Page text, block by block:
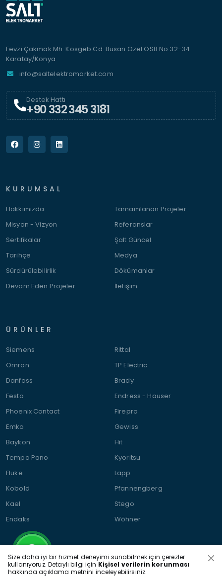
Fevzi Çakmak Mh. Kosgeb Cd. Büsan Özel OSB No:32-34
Karatay/Konya
info@saltelektromarket.com
Destek Hattı
+90 332 345 3181
KURUMSAL
Hakkımızda
Misyon - Vizyon
Sertifikalar
Tarihçe
Sürdürülebilirlik
Devam Eden Projeler
Tamamlanan Projeler
Referanslar
Şalt Güncel
Medya
Dökümanlar
İletişim
ÜRÜNLER
Siemens
Omron
Danfoss
Festo
Phoenix Contact
Emko
Baykon
Tempa Pano
Fluke
Kobold
Kael
Endaks
Rittal
TP Electric
Brady
Endress - Hauser
Firepro
Gewiss
Hit
Kyoritsu
Lapp
Pfannengberg
Stego
Wöhner
Size daha iyi bir hizmet deneyimi sunabilmek için çerezler
kullanıyoruz. Detaylı bilgi için Kişisel verilerin korunması
hakkında açıklama metnini inceleyebilirsiniz.